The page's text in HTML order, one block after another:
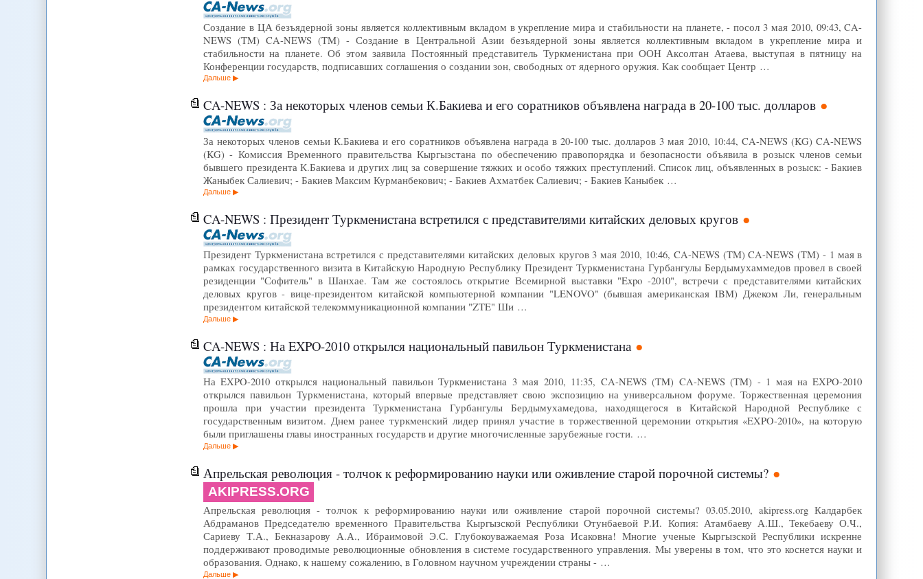
Создание в ЦА безъядерной зоны является коллективным вкладом в укрепление мира и стабильности на планете, - посол 3 мая 2010, 09:43, CA-
NEWS (TM) CA-NEWS (TM) - Создание в Центральной Азии безъядерной зоны является коллективным вкладом в укрепление мира и
стабильности на планете. Об этом заявила Постоянный представитель Туркменистана при ООН Аксолтан Атаева, выступая в пятницу на
Конференции государств, подписавших соглашения о создании зон, свободных от ядерного оружия. Как сообщает Центр …
Дальше
CA-NEWS : За некоторых членов семьи К.Бакиева и его соратников объявлена награда в 20-100 тыс. долларов
За некоторых членов семьи К.Бакиева и его соратников объявлена награда в 20-100 тыс. долларов 3 мая 2010, 10:44, CA-NEWS (KG) CA-NEWS
(KG) - Комиссия Временного правительства Кыргызстана по обеспечению правопорядка и безопасности объявила в розыск членов семьи
бывшего президента К.Бакиева и других лиц за совершение тяжких и особо тяжких преступлений. Список лиц, объявленных в розыск: - Бакиев
Жаныбек Салиевич; - Бакиев Максим Курманбекович; - Бакиев Ахматбек Салиевич; - Бакиев Каныбек …
Дальше
CA-NEWS : Президент Туркменистана встретился с представителями китайских деловых кругов
Президент Туркменистана встретился с представителями китайских деловых кругов 3 мая 2010, 10:46, CA-NEWS (TM) CA-NEWS (TM) - 1 мая в
рамках государственного визита в Китайскую Народную Республику Президент Туркменистана Гурбангулы Бердымухаммедов провел в своей
резиденции "Софитель" в Шанхае. Там же состоялось открытие Всемирной выставки "Expo -2010", встречи с представителями китайских
деловых кругов - вице-президентом китайской компьютерной компании "LENOVO" (бывшая американская IBM) Джеком Ли, генеральным
президентом китайской телекоммуникационной компании "ZTE" Ши …
Дальше
CA-NEWS : На EXPO-2010 открылся национальный павильон Туркменистана
На EXPO-2010 открылся национальный павильон Туркменистана 3 мая 2010, 11:35, CA-NEWS (TM) CA-NEWS (TM) - 1 мая на EXPO-2010
открылся павильон Туркменистана, который впервые представляет свою экспозицию на универсальном форуме. Торжественная церемония
прошла при участии президента Туркменистана Гурбангулы Бердымухамедова, находящегося в Китайской Народной Республике с
государственным визитом. Днем ранее туркменский лидер принял участие в торжественной церемонии открытия «EXPO-2010», на которую
были приглашены главы иностранных государств и другие многочисленные зарубежные гости. …
Дальше
Апрельская революция - толчок к реформированию науки или оживление старой порочной системы?
AKIPRESS.ORG
Апрельская революция - толчок к реформированию науки или оживление старой порочной системы? 03.05.2010, akipress.org Калдарбек
Абдраманов Председателю временного Правительства Кыргызской Республики Отунбаевой Р.И. Копия: Атамбаеву А.Ш., Текебаеву О.Ч.,
Сариеву Т.А., Бекназарову А.А., Ибраимовой Э.С. Глубокоуважаемая Роза Исаковна! Многие ученые Кыргызской Республики искренне
поддерживают проводимые революционные обновления в системе государственного управления. Мы уверены в том, что это коснется науки и
образования. Однако, к нашему сожалению, в Головном научном учреждении страны - …
Дальше